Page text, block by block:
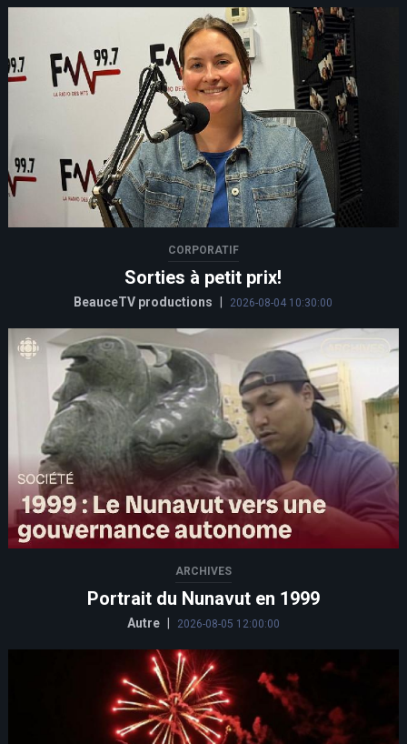
CORPORATIF
Sorties à petit prix!
BeauceTV productions 2026-08-04 10:30:00
ARCHIVES
Portrait du Nunavut en 1999
Autre 2026-08-05 12:00:00